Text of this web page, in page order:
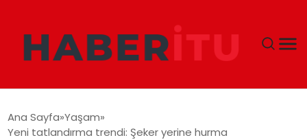
Ana Sayfa Yaşam
Yeni tatlandırma trendi: Şeker yerine hurma